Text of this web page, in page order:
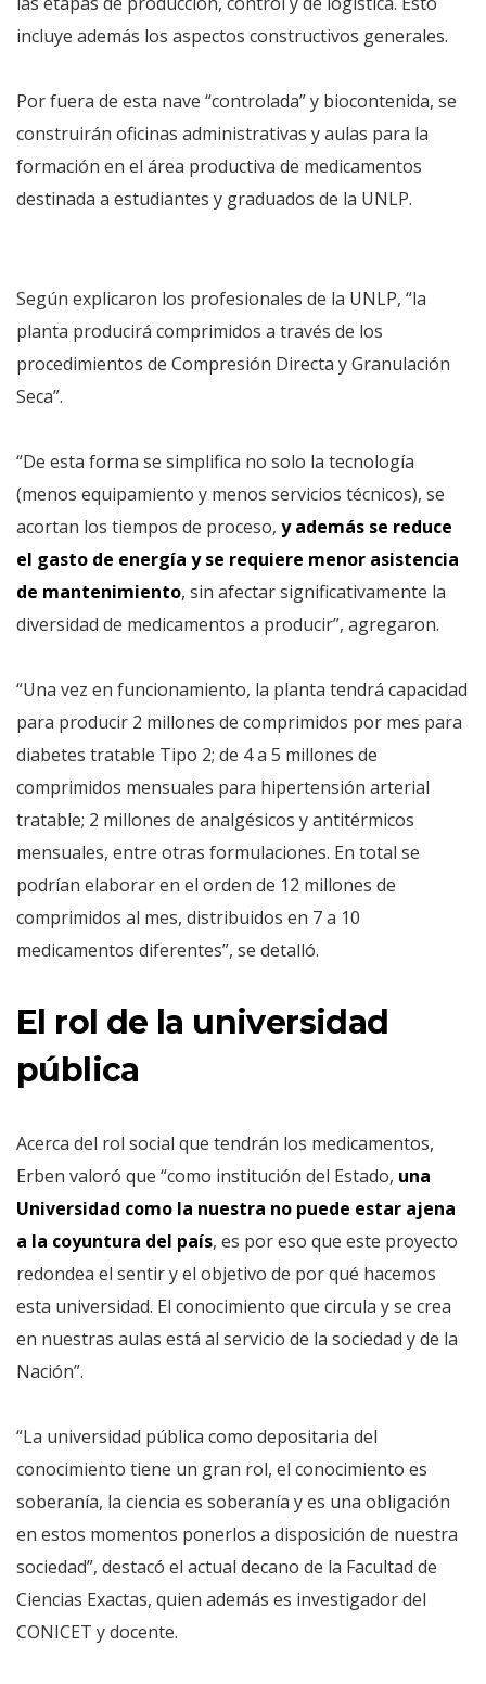
incluye además los aspectos constructivos generales.
Por fuera de esta nave “controlada” y biocontenida, se
construirán oficinas administrativas y aulas para la
formación en el área productiva de medicamentos
destinada a estudiantes y graduados de la UNLP.
Según explicaron los profesionales de la UNLP, “la
planta producirá comprimidos a través de los
procedimientos de Compresión Directa y Granulación
Seca”.
“De esta forma se simplifica no solo la tecnología
(menos equipamiento y menos servicios técnicos), se
acortan los tiempos de proceso, y además se reduce
el gasto de energía y se requiere menor asistencia
de mantenimiento, sin afectar significativamente la
diversidad de medicamentos a producir”, agregaron.
“Una vez en funcionamiento, la planta tendrá capacidad
para producir 2 millones de comprimidos por mes para
diabetes tratable Tipo 2; de 4 a 5 millones de
comprimidos mensuales para hipertensión arterial
tratable; 2 millones de analgésicos y antitérmicos
mensuales, entre otras formulaciones. En total se
podrían elaborar en el orden de 12 millones de
comprimidos al mes, distribuidos en 7 a 10
medicamentos diferentes”, se detalló.
El rol de la universidad
pública
Acerca del rol social que tendrán los medicamentos,
Erben valoró que “como institución del Estado, una
Universidad como la nuestra no puede estar ajena
a la coyuntura del país, es por eso que este proyecto
redondea el sentir y el objetivo de por qué hacemos
esta universidad. El conocimiento que circula y se crea
en nuestras aulas está al servicio de la sociedad y de la
Nación”.
“La universidad pública como depositaria del
conocimiento tiene un gran rol, el conocimiento es
soberanía, la ciencia es soberanía y es una obligación
en estos momentos ponerlos a disposición de nuestra
sociedad”, destacó el actual decano de la Facultad de
Ciencias Exactas, quien además es investigador del
CONICET y docente.